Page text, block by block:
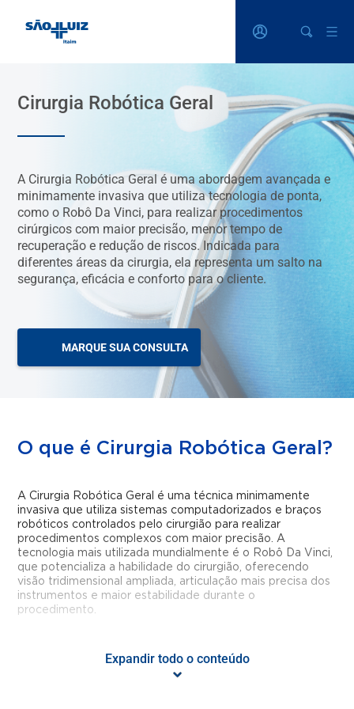
Cirurgia Robótica Geral
A Cirurgia Robótica Geral é uma abordagem avançada e
minimamente invasiva que utiliza tecnologia de ponta,
como o Robô Da Vinci, para realizar procedimentos
cirúrgicos com maior precisão, menor tempo de
recuperação e redução de riscos. Indicada para
diferentes áreas da cirurgia, ela representa um salto na
segurança, eficácia e conforto para o cliente.
MARQUE SUA CONSULTA
O que é Cirurgia Robótica Geral?
A Cirurgia Robótica Geral é uma técnica minimamente
invasiva que utiliza sistemas computadorizados e braços
robóticos controlados pelo cirurgião para realizar
procedimentos complexos com maior precisão. A
tecnologia mais utilizada mundialmente é o Robô Da Vinci,
que potencializa a habilidade do cirurgião, oferecendo
visão tridimensional ampliada, articulação mais precisa dos
instrumentos e maior estabilidade durante o
procedimento.
Quais são os principais
benefícios da Cirurgia Robótica?
Expandir todo o conteúdo